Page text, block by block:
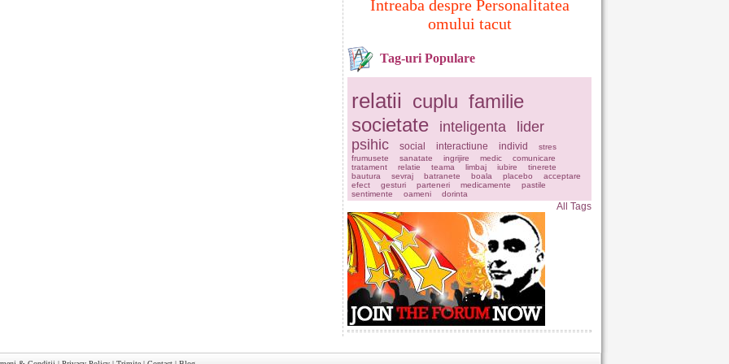
Intreaba despre Personalitatea
omului tacut
Tag-uri Populare
relatii cuplu familie
societate
inteligenta
lider
psihic
social interactiune individ
stres
frumusete
sanatate ingrijire medic
comunicare
tratament
relatie teama limbaj iubire
tinerete
bautura
sevraj batranete boala placebo
acceptare
efect
gesturi parteneri medicamente
pastile
sentimente
oameni dorinta
All Tags